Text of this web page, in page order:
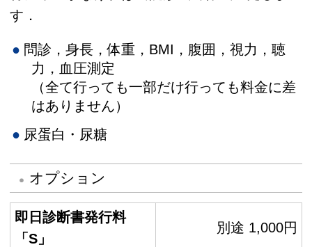
す．
問診，身長，体重，BMI，腹囲，視力，聴
力，血圧測定
（全て行っても一部だけ行っても料金に差
はありません）
尿蛋白・尿糖
オプション
即日診断書発行料
「S」
別途 1,000円